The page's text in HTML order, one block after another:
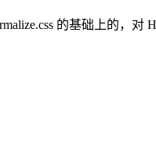
的基础上的，对